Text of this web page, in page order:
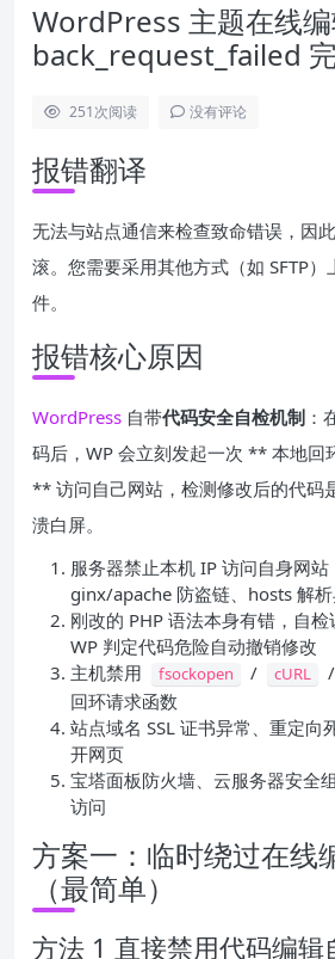
WordPress 主题在线
back_request_failed
251次阅读 没有评论
报错翻译
无法与站点通信来检查致命错误，因此
滚。您需要采用其他方式（如 SFTP）
件。
报错核心原因
WordPress 自带代码安全自检机制 ：
码后，WP 会立刻发起一次 ** 本地回
** 访问自己网站，检测修改后的代码
溃白屏。
服务器禁止本机 IP 访问自身网
ginx/apache 防盗链、hosts 解析
刚改的 PHP 语法本身有错，自检
WP 判定代码危险自动撤销修改
主机禁用
fsockopen / cURL /
回环请求函数
站点域名 SSL 证书异常、重定向
开网页
宝塔面板防火墙、云服务器安全
访问
方案一：临时绕过在线
（最简单）
方法 1 直接禁用代码编辑